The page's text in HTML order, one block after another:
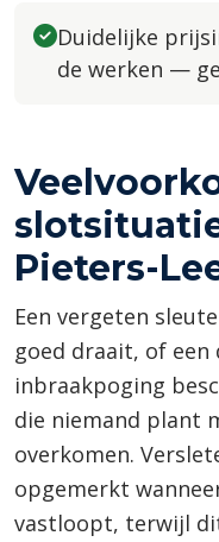
Duidelijke
de werken —
Pieters-
Een vergeten
goed draait, of een
inbraakpoging
die niemand plant
overkomen.
opgemerkt
vastloopt, terwijl